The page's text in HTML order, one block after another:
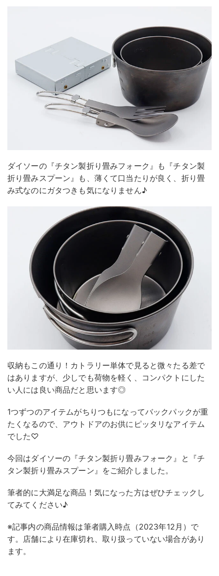
ダイソーの『チタン製折り畳みフォーク』も『チタン製
折り畳みスプーン』も、薄くて口当たりが良く、折り畳
み式なのにガタつきも気になりません♪
収納もこの通り！カトラリー単体で見ると微々たる差で
はありますが、少しでも荷物を軽く、コンパクトにした
い人には良い商品だと思います◎
1つずつのアイテムがちりつもになってバックパックが重
たくなるので、アウトドアのお供にピッタリなアイテム
でした♡
今回はダイソーの『チタン製折り畳みフォーク』と『チ
タン製折り畳みスプーン』をご紹介しました。
筆者的に大満足な商品！気になった方はぜひチェックし
てみてください♪
※記事内の商品情報は筆者購入時点（2023年12月）で
す。店舗により在庫切れ、取り扱っていない場合があり
ます。